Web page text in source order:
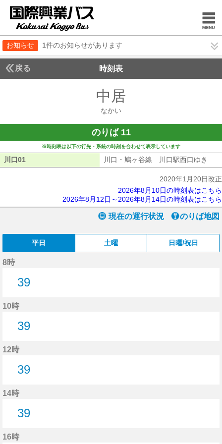
お知らせ 1件のお知らせがあります
戻る 時刻表
中居
なかい
のりば 11
※時刻表は以下の行先・系統の時刻を合わせて表示しています
川口01 川口・鳩ヶ谷線 川口駅西口ゆき
2020年1月20日改正
2026年8月10日の時刻表はこちら
2026年8月12日～2026年8月14日の時刻表はこちら
現在の運行状況 のりば地図
平日 土曜 日曜/祝日
8時
39
10時
39
12時
39
14時
39
16時